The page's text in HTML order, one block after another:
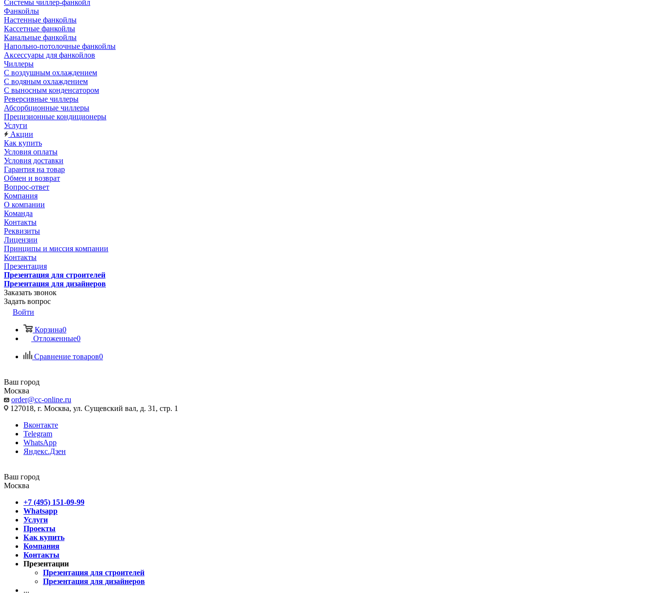
Системы чиллер-фанкойл
Фанкойлы
Настенные фанкойлы
Кассетные фанкойлы
Канальные фанкойлы
Напольно-потолочные фанкойлы
Аксессуары для фанкойлов
Чиллеры
С воздушным охлаждением
С водяным охлаждением
С выносным конденсатором
Реверсивные чиллеры
Абсорбционные чиллеры
Прецизионные кондиционеры
Услуги
Акции
Как купить
Условия оплаты
Условия доставки
Гарантия на товар
Обмен и возврат
Вопрос-ответ
Компания
О компании
Команда
Контакты
Реквизиты
Лицензии
Принципы и миссия компании
Контакты
Презентация
Презентация для строителей
Презентация для дизайнеров
Заказать звонок
Задать вопрос
Войти
Корзина0
Отложенные0
Сравнение товаров0
Ваш город
Москва
order@cc-online.ru
127018, г. Москва, ул. Сущевский вал, д. 31, стр. 1
Вконтакте
Telegram
WhatsApp
Яндекс.Дзен
Ваш город
Москва
+7 (495) 151-09-99
Whatsapp
Услуги
Проекты
Как купить
Компания
Контакты
Презентации
Презентация для строителей
Презентация для дизайнеров
...